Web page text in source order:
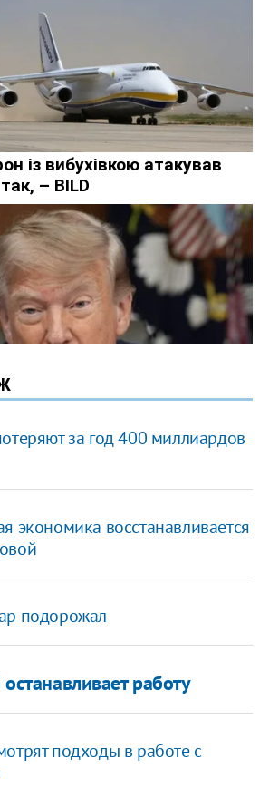
за год 400 миллиардов
экономика восстанавливается
подорожал
работу
подходы в работе с